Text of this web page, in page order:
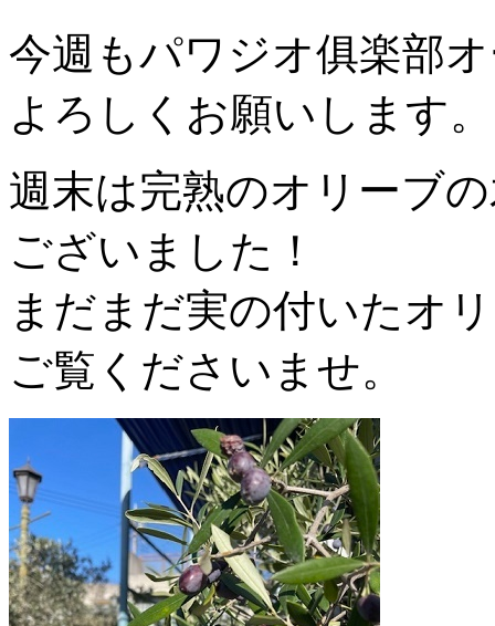
今週もパワジオ俱楽部
よろしくお願いします。
週末は完熟のオリーブ
ございました！
まだまだ実の付いたオ
ご覧くださいませ。